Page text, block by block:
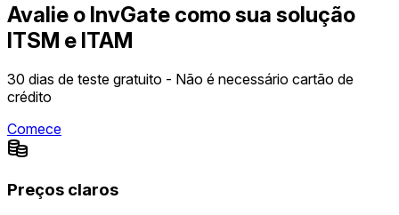
Avalie o InvGate como sua solução
ITSM e ITAM
30 dias de teste gratuito - Não é necessário cartão de
crédito
Comece
Preços claros